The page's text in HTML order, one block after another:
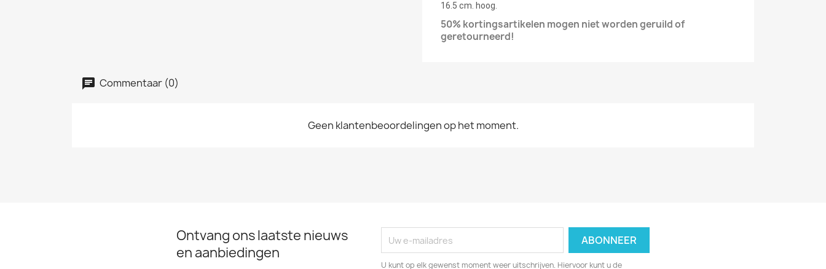
16.5 cm. hoog.
50% kortingsartikelen mogen nietworden geruild of
geretourneerd!
Commentaar (0)
Geen klantenbeoordelingen op het moment.
Ontvang ons laatste nieuws
en aanbiedingen
U kunt op elk gewenst moment weer uitschrijven. Hiervoor kunt u de